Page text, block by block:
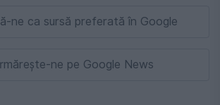
ne ca sursă preferată în Google
ne pe Google News